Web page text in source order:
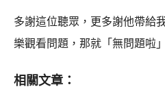
多謝這位聽眾，更多謝他帶給
樂觀看問題，那就「無問題啦」
相關文章：